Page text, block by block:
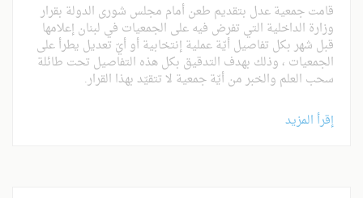
قامت جمعية عدل بتقديم طعن أمام مجلس شورى الدولة بقرار
وزارة الداخلية التي تفرض فيه على الجمعيات في لبنان إعلامها
قبل شهر بكل تفاصيل أيّة عملية إنتخابية أو أيّ تعديل يطرأ على
الجمعيات ، وذلك بهدف التدقيق بكل هذه التفاصيل تحت طائلة
سحب العلم والخبر من أيّة جمعية لا تتقيّد بهذا القرار.
إقرأ المزيد